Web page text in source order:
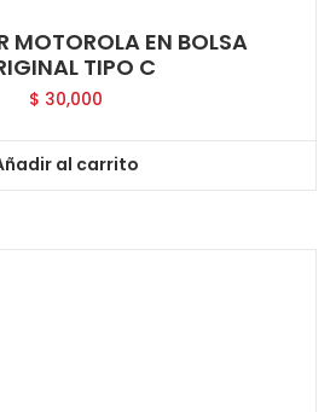
MOTOROLA EN BOLSA
TIPO C
$ 30,000
al carrito